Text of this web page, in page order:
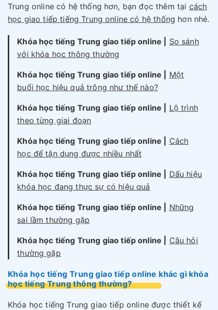
Trung online có hệ thống hơn, bạn đọc thêm tại cách
học giao tiếp tiếng Trung online có hệ thống hơn nhé.
Khóa học tiếng Trung giao tiếp online |
So sánh
với khóa học thông thường
Khóa học tiếng Trung giao tiếp online |
Một
buổi học hiệu quả trông như thế nào?
Khóa học tiếng Trung giao tiếp online |
Lộ trình
theo từng giai đoạn
Khóa học tiếng Trung giao tiếp online |
Cách
học để tận dụng được nhiều nhất
Khóa học tiếng Trung giao tiếp online |
Dấu hiệu
khóa học đang thực sự có hiệu quả
Khóa học tiếng Trung giao tiếp online |
Những
sai lầm thường gặp
Khóa học tiếng Trung giao tiếp online |
Câu hỏi
thường gặp
Khóa học tiếng Trung giao tiếp online khác gì khóa
học tiếng Trung thông thường?
Khóa học tiếng Trung giao tiếp online được thiết kế